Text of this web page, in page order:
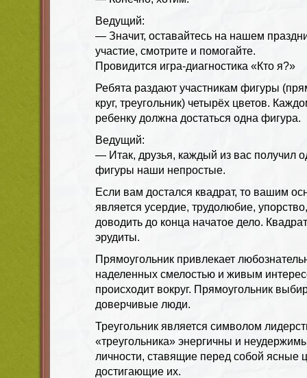
Ведущий:
— Значит, оставайтесь на нашем
участие, смотрите и помогайте.
Провидится игра-диагностика «Кто я?»
Ребята раздают участникам фигуры
круг, треугольник) четырёх цветов.
ребенку должна достаться одна фигура.
Ведущий:
— Итак, друзья, каждый из вас получил
фигуры наши непростые.
Если вам достался квадрат, то вашим
является усердие, трудолюбие,
доводить до конца начатое дело.
эрудиты.
Прямоугольник привлекает
наделенных смелостью и живым
происходит вокруг. Прямоугольник
доверчивые люди.
Треугольник является символом
«треугольника» энергичны и
личности, ставящие перед собой ясные
достигающие их.